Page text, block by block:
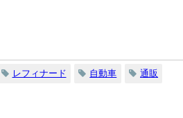
レフィナード 自動車 通販